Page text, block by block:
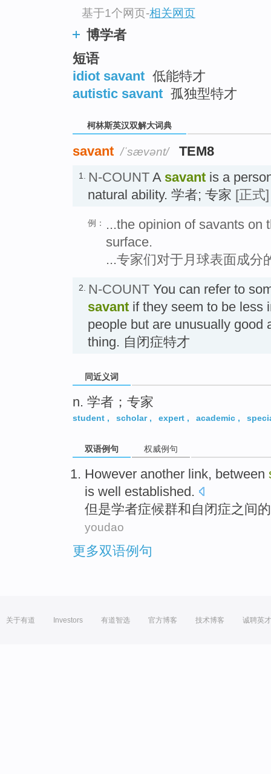
基于1个网页-相关网页
博学者
短语
idiot savant 低能特才
autistic savant 孤独型特才
柯林斯英汉双解大词典
savant /ˈsævənt/ TEM8
1. N-COUNT A savant is a
natural ability. 学者; 专家 [正式]
例：
...the opinion of savants on
surface.
...专家们对于月球表面成分
2. N-COUNT You can refer to
savant if they seem to be less
people but are unusually good
thing. 自闭症特才
同近义词
n. 学者；专家
student , scholar, expert , academic ,
双语例句 权威例句
However another link, between
is well established.
但是学者症候群和 自闭症之间的
youdao
更多双语例句
关于有道 Investors 有道智选 官方博客 技术博客 诚聘英才